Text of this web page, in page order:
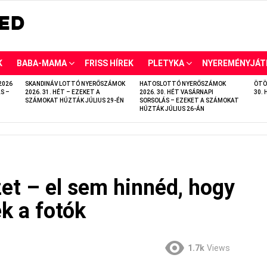
BABA-MAMA FRISS HÍREK PLETYKA
–
SKANDINÁV LOTTÓ NYERŐSZÁMOK
2026. 31. HÉT – EZEKET A
SZÁMOKAT HÚZTÁK JÚLIUS 29-ÉN
HATOSLOTTÓ NYERŐSZÁMOK
2026. 30. HÉT VASÁRNAPI
SORSOLÁS – EZEKET A SZÁMOKAT
HÚZTÁK JÚLIUS 26-ÁN
30.
– el sem hinnéd, hogy
a fotók
1.7k Views